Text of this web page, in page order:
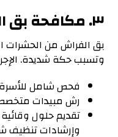
٣. مكافحة بق الفراش
بق الفراش من الحشرات
وتسبب حكة شديدة.
فحص شامل
رش مبيدات
تقديم حلول
وإرشادات تنظيف